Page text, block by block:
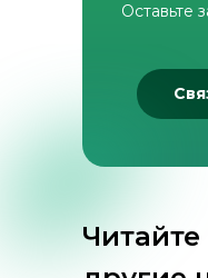
Оставьте
Читайте